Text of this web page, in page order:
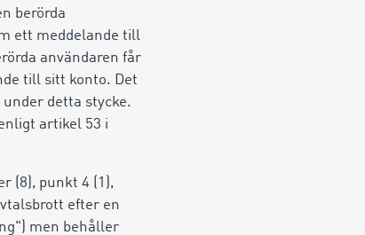
berörda
ett meddelande till
användaren får
till sitt konto. Det
detta stycke.
artikel 53 i
(8), punkt 4 (1),
efter en
men behåller